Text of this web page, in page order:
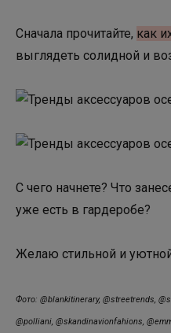
Сначала прочитайте, как
выглядеть солидной и
С чего начнете? Что
уже есть в гардеробе?
Желаю стильной и
Фото: @blankitinerary, @streetrends,
@polliani, @skandinavionfahions,